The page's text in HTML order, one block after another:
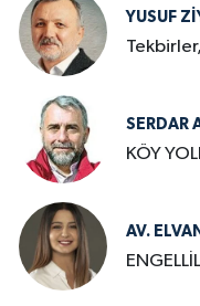
YUSUF
SERDAR
KÖY
AV.